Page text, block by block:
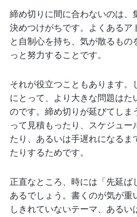
締め切りに間に合わないのは、
決めつけがちです。よくあるア
と自制心を持ち、気が散るもの
っと努力することです。
それが役立つこともあります。
にとって、より大きな問題はた
のです。締め切りが延びてしま
って見積もったり、スケジュー
たり、あるいは手遅れになるま
たりするためです。
正直なところ、時には「先延ば
あるでしょう。書くのが気が重
しきれていないテーマ、あるい